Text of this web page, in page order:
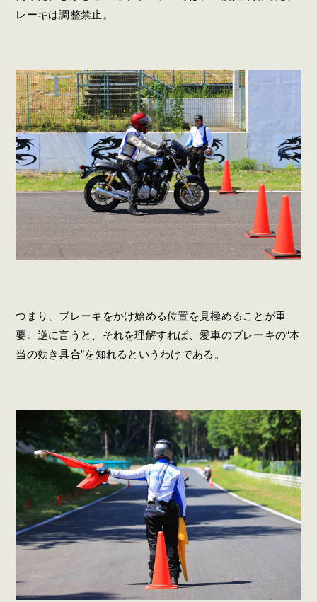
レーキは調整禁止。
つまり、ブレーキをかけ始める位置を見極めることが重
要。逆に言うと、それを理解すれば、愛車のブレーキの“本
当の効き具合”を知れるというわけである。